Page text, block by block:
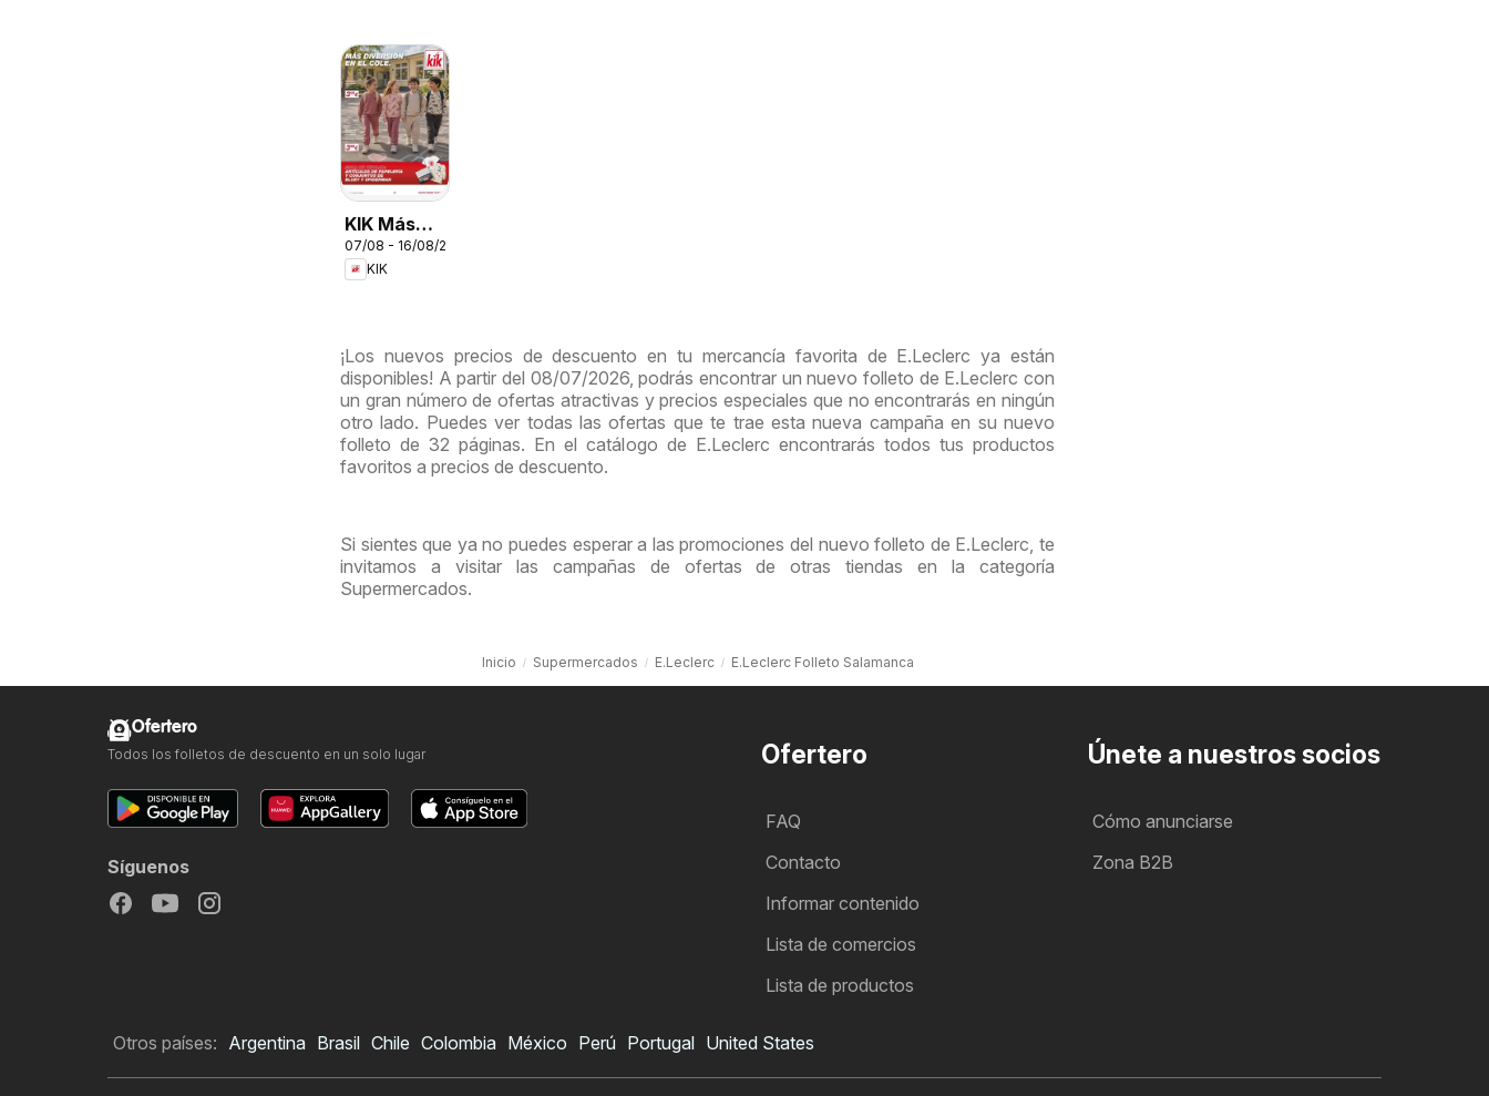
Folleto de E.Leclerc
KIK Más
diversión
en el cole
07/08 - 16/08/2026
KIK
¡Los nuevos precios de descuento en tu mercancía favorita de E.Leclerc ya están
disponibles! A partir del 08/07/2026, podrás encontrar un nuevo folleto de E.Leclerc con
un gran número de ofertas atractivas y precios especiales que no encontrarás en ningún
otro lado. Puedes ver todas las ofertas que te trae esta nueva campaña en su nuevo
folleto de 32 páginas. En el catálogo de E.Leclerc encontrarás todos tus productos
favoritos a precios de descuento.
Si sientes que ya no puedes esperar a las promociones del nuevo folleto de E.Leclerc, te
invitamos a visitar las campañas de ofertas de otras tiendas en la categoría
Supermercados.
Inicio Supermercados E.Leclerc E.Leclerc Folleto Salamanca
Ofertero
FAQ
Contacto
Informar contenido
Lista de comercios
Lista de productos
Únete a nuestros socios
Cómo anunciarse
Zona B2B
Ofertero
Todos los folletos de descuento en un solo lugar
Síguenos
Otros países: Argentina Brasil Chile Colombia México Perú Portugal United States